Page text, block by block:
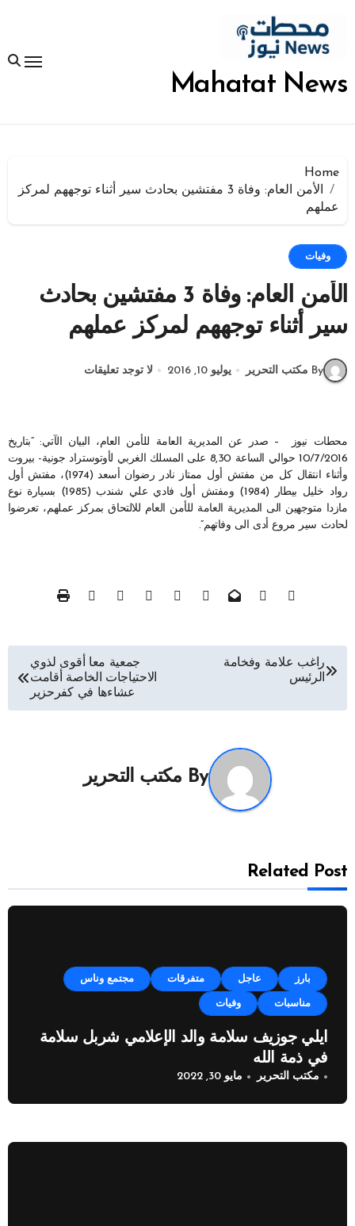
المحتوى
Mahatat News
Home
الأمن العام: وفاة 3 مفتشين بحادث سير أثناء توجههم لمركز
عملهم
وفيات
الأمن العام: وفاة 3 مفتشين بحادث
سير أثناء توجههم لمركز عملهم
By مكتب التحرير يوليو 10, 2016 لا توجد تعليقات
محطات نيوز – صدر عن المديرية العامة للأمن العام، البيان الآتي: “بتاريخ
10/7/2016 حوالي الساعة 8,30 على المسلك الغربي لأوتوستراد جونية- بيروت
وأثناء انتقال كل من مفتش أول ممتاز نادر رضوان أسعد (1974)، مفتش أول
رواد خليل بيطار (1984) ومفتش أول فادي علي شندب (1985) بسيارة نوع
مازدا متوجهين الى المديرية العامة للأمن العام للالتحاق بمركز عملهم، تعرضوا
لحادث سير مروع أدى الى وفاتهم”.
تصفّح
راغب علامة وفخامة
الرئيس
جمعية معا أقوى لذوي
الاحتياجات الخاصة أقامت
عشاءها في كفرحزير
By مكتب التحرير
Related Post
بارز عاجل متفرقات مجتمع وناس
مناسبات وفيات
ايلي جوزيف سلامة والد الإعلامي شربل سلامة
في ذمة الله
مكتب التحرير مايو 30, 2022